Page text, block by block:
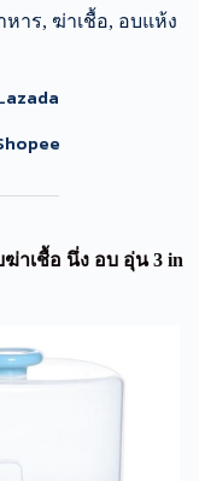
าร, ฆ่าเชื้อ, อบแห้ง
าเชื้อ นึ่ง อบ อุ่น 3 in